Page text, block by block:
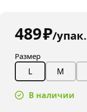
489₽/упак.
Размер
L M
В наличии